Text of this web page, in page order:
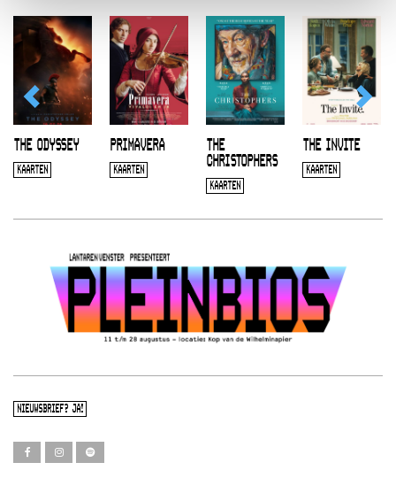
THE ODYSSEY
KAARTEN
PRIMAVERA
KAARTEN
THE
CHRISTOPHERS
KAARTEN
THE INVITE
KAARTEN
NIEUWSBRIEF? JA!